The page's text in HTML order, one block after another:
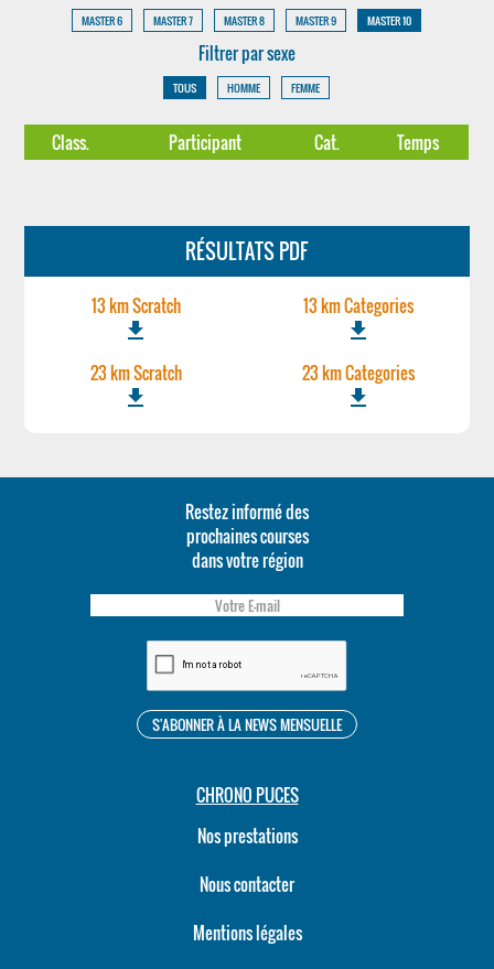
MASTER 6
MASTER 7 MASTER 8 MASTER 9 MASTER 10
Filtrer par sexe
TOUS HOMME FEMME
Class. Participant Cat. Temps
RÉSULTATS PDF
13 km Scratch
file_download
13 km Categories
file_download
23 km Scratch
file_download
23 km Categories
file_download
Restez informé des
prochaines courses
dans votre région
CHRONO PUCES
Nos prestations
Nous contacter
Mentions légales